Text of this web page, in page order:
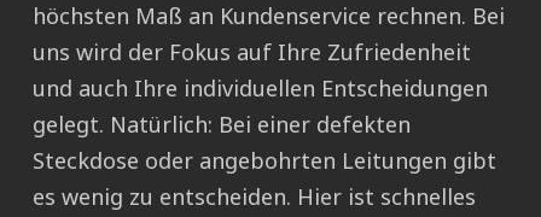
höchsten Maß an Kundenservice rechnen. Bei
uns wird der Fokus auf Ihre Zufriedenheit
und auch Ihre individuellen Entscheidungen
gelegt. Natürlich: Bei einer defekten
Steckdose oder angebohrten Leitungen gibt
es wenig zu entscheiden. Hier ist schnelles